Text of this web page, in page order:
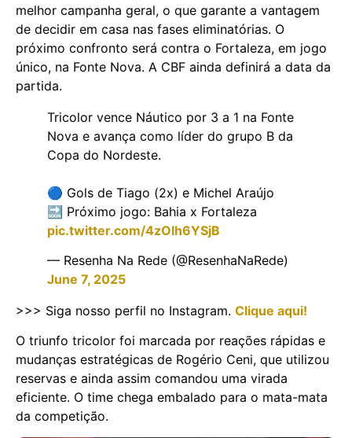
melhor campanha geral, o que garante a vantagem
de decidir em casa nas fases eliminatórias. O
próximo confronto será contra o Fortaleza, em jogo
único, na Fonte Nova. A CBF ainda definirá a data da
partida.
Tricolor vence Náutico por 3 a 1 na Fonte
Nova e avança como líder do grupo B da
Copa do Nordeste.
🔵 Gols de Tiago (2x) e Michel Araújo
🔜 Próximo jogo: Bahia x Fortaleza
pic.twitter.com/4zOIh6YSjB
— Resenha Na Rede (@ResenhaNaRede)
June 7, 2025
>>> Siga nosso perfil no Instagram. Clique aqui!
O triunfo tricolor foi marcada por reações rápidas e
mudanças estratégicas de Rogério Ceni, que utilizou
reservas e ainda assim comandou uma virada
eficiente. O time chega embalado para o mata-mata
da competição.